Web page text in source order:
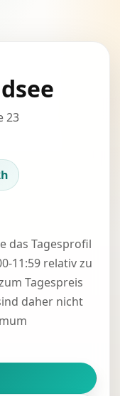
23
das Tagesprofil
11:59 relativ zu
Tagespreis
daher nicht